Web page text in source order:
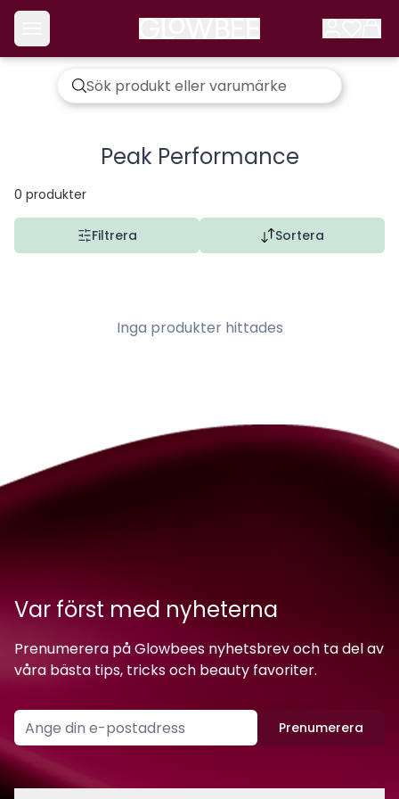
Peak Performance
0 produkter
Filtrera Sortera
Inga produkter hittades
Var först med nyheterna
Prenumerera på Glowbees nyhetsbrev och ta del av
våra bästa tips, tricks och beauty favoriter.
Prenumerera